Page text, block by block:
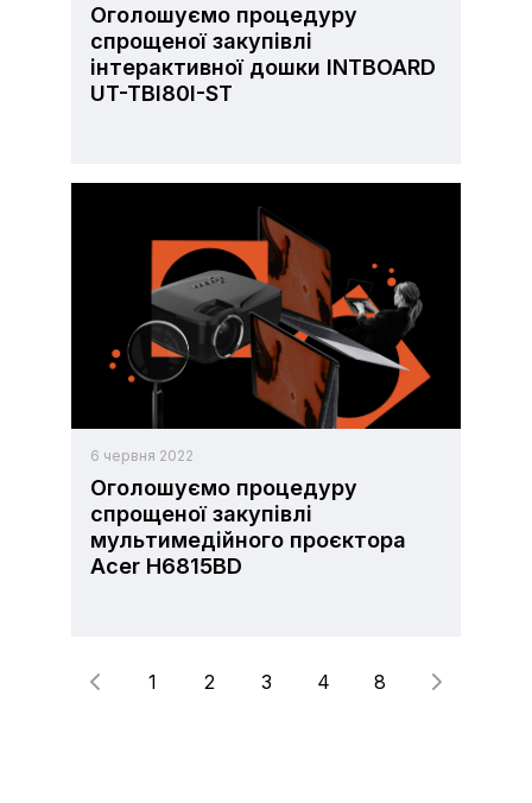
Оголошуємо процедуру
спрощеної закупівлі
інтерактивної дошки INTBOARD
UT-TBI80I-ST
6 червня 2022
Оголошуємо процедуру
спрощеної закупівлі
мультимедійного проєктора
Acer H6815BD
1 2 3 4 8